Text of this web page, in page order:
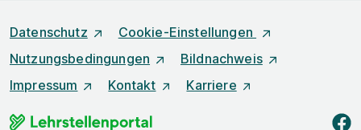
Datenschutz
Cookie-Einstellungen
Nutzungsbedingungen
Bildnachweis
Impressum
Kontakt Karriere